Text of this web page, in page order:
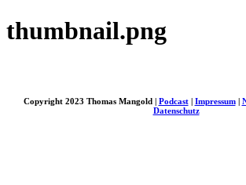
thumbnail.png
Copyright 2023 Thomas Mangold | Podcast| Impressum|
Datenschutz